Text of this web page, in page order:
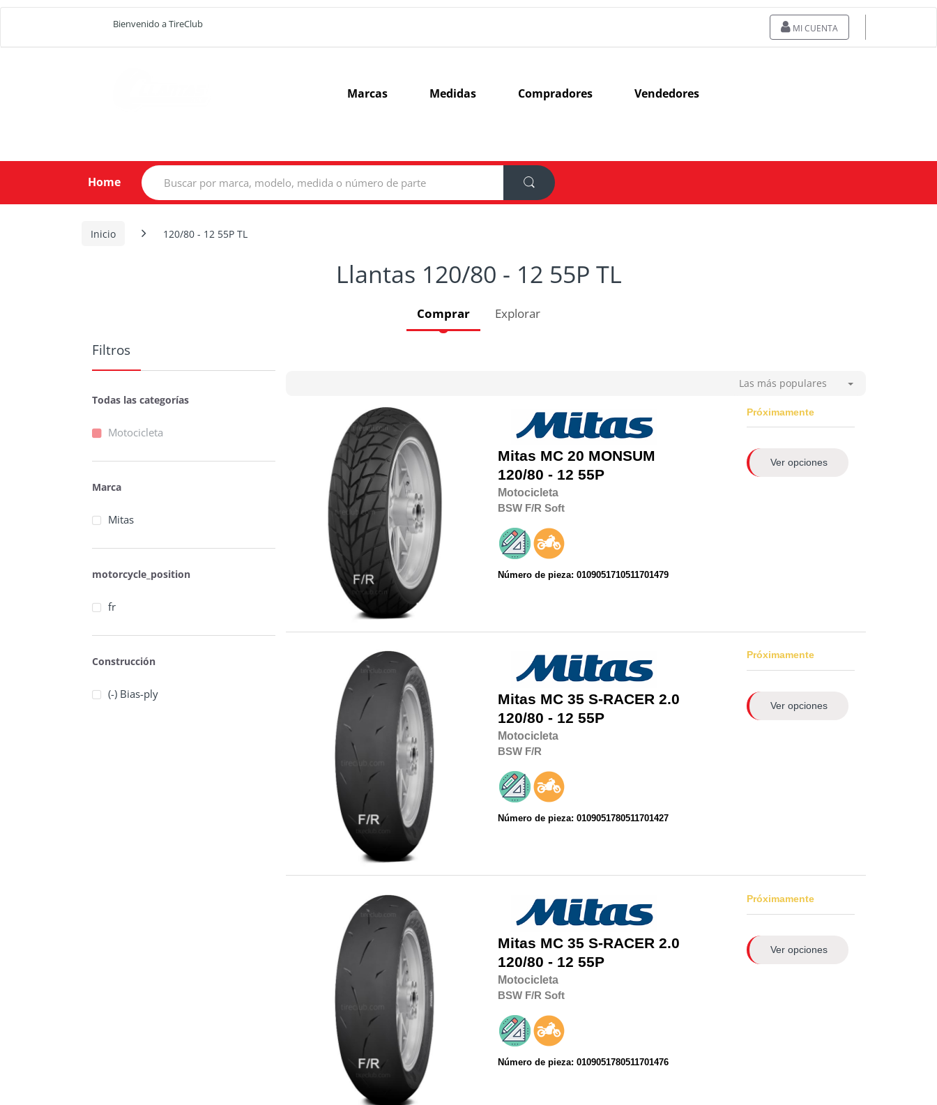
Bienvenido a TireClub MI CUENTA
Marcas Medidas Compradores Vendedores
Home
Search
for:
Inicio 120/80 - 12 55P TL
Llantas 120/80 - 12 55P TL
Comprar Explorar
Las más populares
Mitas MC 20 MONSUM
120/80 - 12 55P
Motocicleta
BSW F/R Soft
Número de pieza: 0109051710511701479
Próximamente
Ver opciones
Mitas MC 35 S-RACER 2.0
120/80 - 12 55P
Motocicleta
BSW F/R
Número de pieza: 0109051780511701427
Próximamente
Ver opciones
Mitas MC 35 S-RACER 2.0
120/80 - 12 55P
Motocicleta
BSW F/R Soft
Número de pieza: 0109051780511701476
Próximamente
Ver opciones
Filtros
Todas las categorías
Motocicleta
Marca
Mitas
motorcycle_position
fr
Construcción
(-) Bias-ply